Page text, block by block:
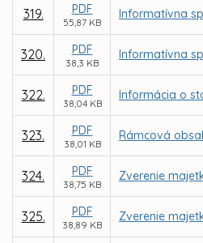
319. PDF
55,87 KB
Informatívna
320. PDF
38,3 KB
Informatívna
322. PDF
38,04 KB
Informácia o
323. PDF
38,01 KB
Rámcová
324. PDF
38,75 KB
Zverenie
325. PDF
38,89 KB
Zverenie